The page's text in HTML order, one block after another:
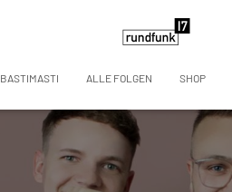
BASTIMASTI ALLE FOLGEN SHOP